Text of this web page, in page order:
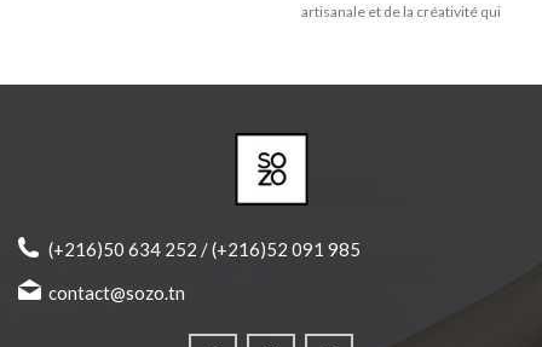
artisanale et de la créativité qui
dans l'or avec pendentifs en bois
(+216)50 634 252 / (+216)52 091 985
contact@sozo.tn